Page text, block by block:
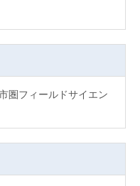
圏フィールドサイエン